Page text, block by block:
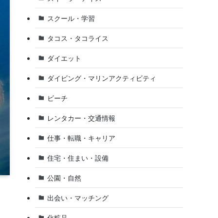
スクール・学習
タコス・タコライス
ダイエット
ダイビング・マリンアクティビティ
ビーチ
レンタカー・交通情報
仕事・転職・キャリア
住宅・住まい・設備
公園・自然
出会い・マッチング